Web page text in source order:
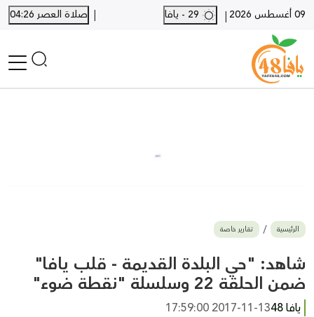
09 أغسطس 2026 |
| صلاة العصر 04:26
بيع وشراء
أخبار القدس
وفيات
المزيد
ارسل خبر
الرئيسية تقارير خاصة
شاهد: "حي البلدة القديمة - قلب يافا"
ضمن الحلقة 22 وسلسلة "نقطة ضوء"
يافا 48
2017-11-13 17:59:00